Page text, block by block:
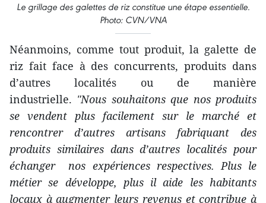
Le grillage des galettes de riz constitue une étape essentielle.
Photo: CVN/VNA
Néanmoins, comme tout produit, la galette de
riz fait face à des concurrents, produits dans
d’autres localités ou de manière
industrielle. "Nous souhaitons que nos produits
se vendent plus facilement sur le marché et
rencontrer d’autres artisans fabriquant des
produits similaires dans d’autres localités pour
échanger nos expériences respectives. Plus le
métier se développe, plus il aide les habitants
locaux à augmenter leurs revenus et contribue à